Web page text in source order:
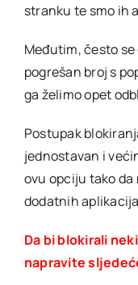
stranku te smo ih
Međutim, često
pogrešan broj s
ga želimo opet
Postupak
jednostavan i
ovu opciju tako
dodatnih
Da bi blokirali
napravite